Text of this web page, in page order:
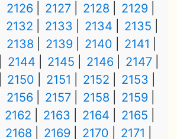
2126 2127 2128
2129
2132 2133 2134
2135
2138 2139 2140
2141
2144 2145 2146
2147
2150 2151 2152
2153
2156 2157 2158
2159
2162 2163 2164
2165
2168 2169 2170
2171